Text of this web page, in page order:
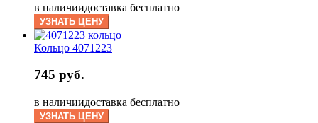
в наличиидоставка бесплатно
УЗНАТЬ ЦЕНУ
Кольцо 4071223
745 руб.
в наличиидоставка бесплатно
УЗНАТЬ ЦЕНУ